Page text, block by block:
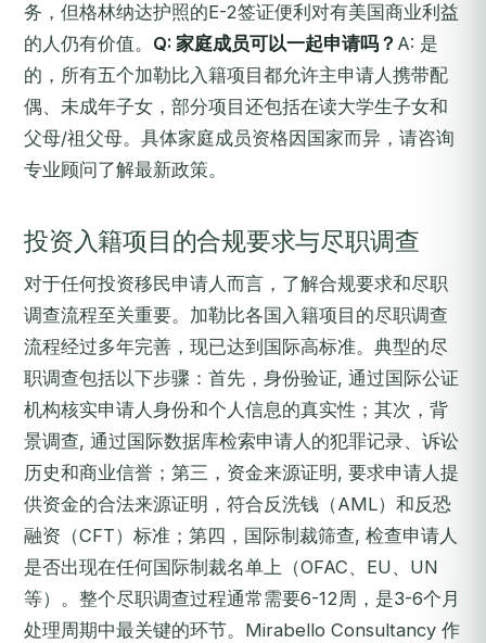
务，但格林纳达护照的E-2签证便利对有美国商业利益
的人仍有价值。 Q: 家庭成员可以一起申请吗？ A: 是
的，所有五个加勒比入籍项目都允许主申请人携带配
偶、未成年子女，部分项目还包括在读大学生子女和
父母/祖父母。具体家庭成员资格因国家而异，请咨询
专业顾问了解最新政策。
投资入籍项目的合规要求与尽职调查
对于任何投资移民申请人而言，了解合规要求和尽职
调查流程至关重要。加勒比各国入籍项目的尽职调查
流程经过多年完善，现已达到国际高标准。典型的尽
职调查包括以下步骤：首先，身份验证, 通过国际公证
机构核实申请人身份和个人信息的真实性；其次，背
景调查, 通过国际数据库检索申请人的犯罪记录、诉讼
历史和商业信誉；第三，资金来源证明, 要求申请人提
供资金的合法来源证明，符合反洗钱（AML）和反恐
融资（CFT）标准；第四，国际制裁筛查, 检查申请人
是否出现在任何国际制裁名单上（OFAC、EU、UN
等）。整个尽职调查过程通常需要6-12周，是3-6个月
处理周期中最关键的环节。Mirabello Consultancy 作